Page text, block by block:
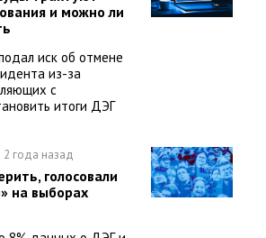
и можно ли
иск об отмене
из-за
с
итоги ДЭГ
2 года назад
голосовали
на выборах